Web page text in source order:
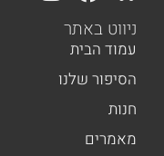
באתר
שלנו